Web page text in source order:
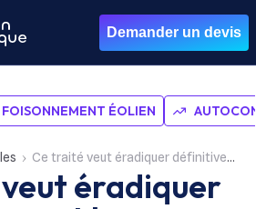
Demander un devis
FOISONNEMENT ÉOLIEN
Ce traité veut éradiquer définitivement les énergies fossiles
éradiquer